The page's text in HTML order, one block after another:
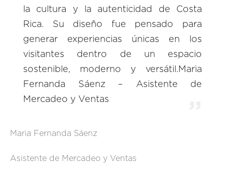
la cultura y la autenticidad de Costa
Rica. Su diseño fue pensado para
generar experiencias únicas en los
visitantes dentro de un espacio
sostenible, moderno y versátil.Maria
Fernanda Sáenz – Asistente de
Mercadeo y Ventas
Maria Fernanda Sáenz
Asistente de Mercadeo y Ventas